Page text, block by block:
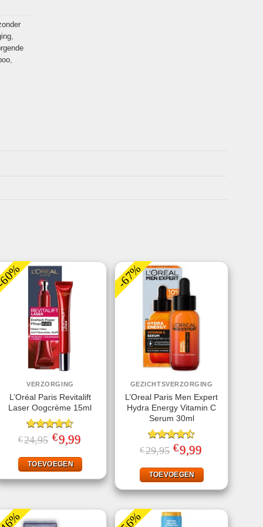
,
,
VERZORGING
L’Oréal Paris Revitalift
Laser Oogcrème 15ml
Gewaardeerd
4.50 uit 5
€24,95 Oorspronkelijke
prijs
€24,95.
€9,99Huidige
€9,99.
TOEVOEGEN
-67%
GEZICHTSVERZORGING
L’Oreal Paris Men Expert
Hydra Energy Vitamin C
Serum 30ml
Gewaardeerd
4.50 uit 5
€29,95 Oorspronkelijke
prijs
€29,95.
€9,99
€9,99.
TOEVOEGEN